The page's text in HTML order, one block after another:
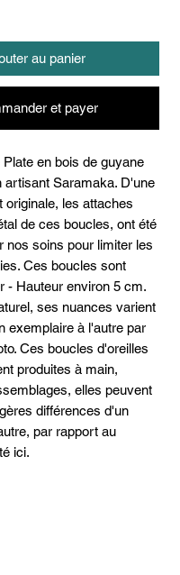
au panier
et payer
en bois de guyane
artisant Saramaka. D'une
originale, les attaches
de ces boucles, ont été
nos soins pour limiter les
Ces boucles sont
- Hauteur environ 5 cm.
ses nuances varient
exemplaire à l'autre par
Ces boucles d'oreilles
produites à main,
elles peuvent
différences d'un
par rapport au
ici.